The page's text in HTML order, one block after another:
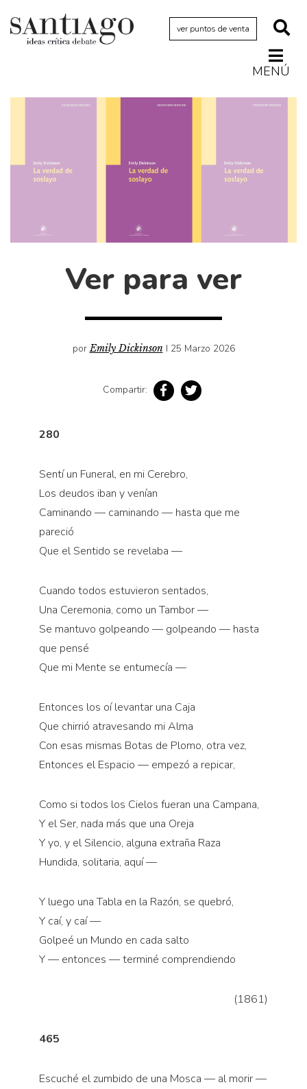
ver puntos de venta
MENÚ
Artes visuales
Ciudad
Historia material de los libros
Libros usados
Literatura
Medioambiente
Personaje
Personajes secundarios
Turismo accidental
Voces y lecturas
Ver para ver
porEmily Dickinson I 25 Marzo 2026
Compartir:
280
Sentí un Funeral, en mi Cerebro,
Los deudos iban y venían
Caminando — caminando — hasta que me
pareció
Que el Sentido se revelaba —
Cuando todos estuvieron sentados,
Una Ceremonia, como un Tambor —
Se mantuvo golpeando — golpeando — hasta
que pensé
Que mi Mente se entumecía —
Entonces los oí levantar una Caja
Que chirrió atravesando mi Alma
Con esas mismas Botas de Plomo, otra vez,
Entonces el Espacio — empezó a repicar,
Como si todos los Cielos fueran una Campana,
Y el Ser, nada más que una Oreja
Y yo, y el Silencio, alguna extraña Raza
Hundida, solitaria, aquí —
Y luego una Tabla en la Razón, se quebró,
Y caí, y caí —
Golpeé un Mundo en cada salto
Y — entonces — terminé comprendiendo
(1861)
465
Escuché el zumbido de una Mosca — al morir —